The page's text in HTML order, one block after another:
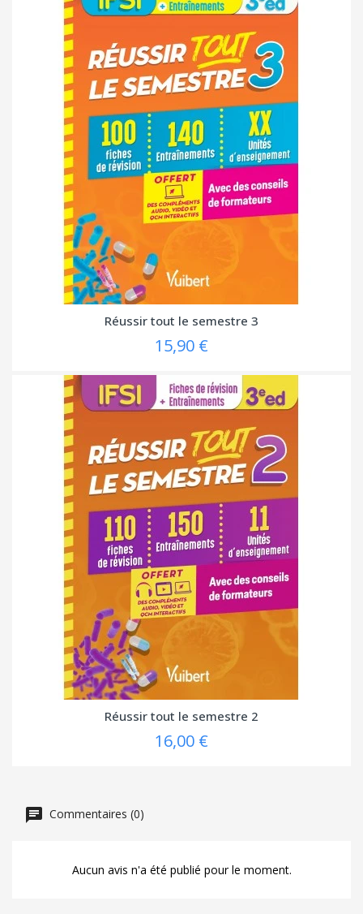
Réussir tout le semestre 3
15,90 €
Réussir tout le semestre 2
16,00 €
Commentaires (0)
Aucun avis n'a été publié pour le moment.